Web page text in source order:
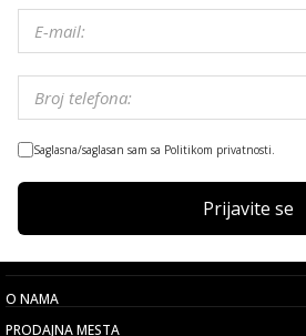
Saglasna/saglasan sam sa Politikom privatnosti.
Prijavite se
O NAMA
PRODAJNA MESTA